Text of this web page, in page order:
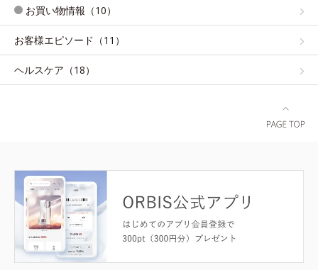
お買い物情報（10）
お客様エピソード（11）
ヘルスケア（18）